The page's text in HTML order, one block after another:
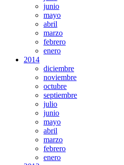
junio
mayo
abril
marzo
febrero
enero
2014
diciembre
noviembre
octubre
septiembre
julio
junio
mayo
abril
marzo
febrero
enero